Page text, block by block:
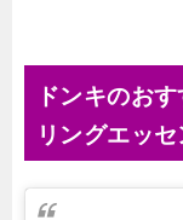
ドンキのお
リングエッ